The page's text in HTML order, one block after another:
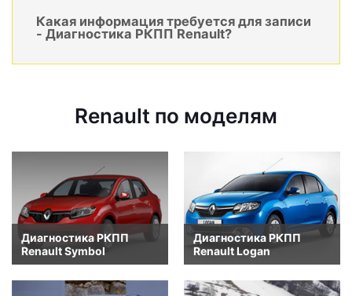
Какая информация требуется для записи
- Диагностика РКПП Renault?
Renault по моделям
Диагностика РКПП
Renault Symbol
Диагностика РКПП
Renault Logan